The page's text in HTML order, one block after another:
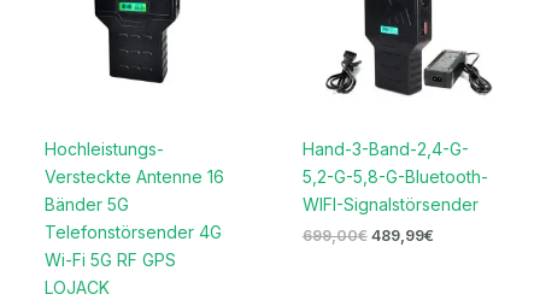
Hochleistungs-
Versteckte Antenne 16
Bänder 5G
Telefonstörsender 4G
Wi-Fi 5G RF GPS
LOJACK
Hand-3-Band-2,4-G-
5,2-G-5,8-G-Bluetooth-
WIFI-Signalstörsender
699,00€ 489,99€